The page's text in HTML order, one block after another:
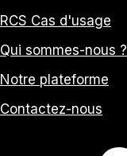
RCS Cas d'usage
Qui sommes-nous ?
Notre plateforme
Contactez-nous